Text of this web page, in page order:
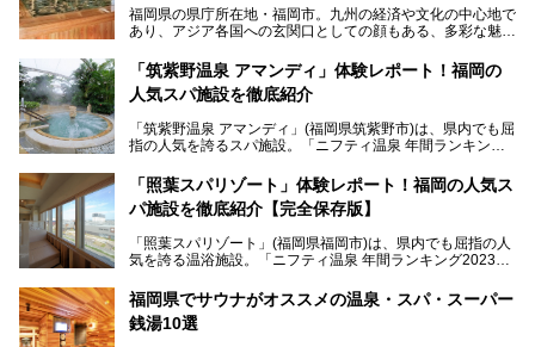
住民や温泉ファンに愛され続けています。今回は筆者自ら日
帰り入浴し、自慢の温泉を中心に詳細レビューします！
福岡県の県庁所在地・福岡市。九州の経済や文化の中心地で
あり、アジア各国への玄関口としての顔もある、多彩な魅力
そんな福岡市は、スーパー銭湯も多種多彩。玄界灘を眺めら
れるリゾート気分満点のスーパー銭湯から、繁華街近くのレ
いスーパー銭湯を一挙ご紹介します。
「筑紫野温泉 アマンディ」体験レポート！福岡の
人気スパ施設を徹底紹介
「筑紫野温泉 アマンディ」(福岡県筑紫野市)は、県内でも屈
指の人気を誇るスパ施設。「ニフティ温泉 年間ランキング2
入浴客で賑わっています。
そこで今回は、ニフティ温泉ライターである筆者が現地訪
ーム・併設するレストランを体験し、それらの全貌を徹底紹
介します！
「照葉スパリゾート」体験レポート！福岡の人気ス
パ施設を徹底紹介【完全保存版】
「照葉スパリゾート」(福岡県福岡市)は、県内でも屈指の人
気を誇る温浴施設。「ニフティ温泉 年間ランキング2023」
常連客で賑わっています。
そこで今回は、ニフティ温泉ライターである筆者が現地体
福岡県でサウナがオススメの温泉・スパ・スーパー
銭湯10選